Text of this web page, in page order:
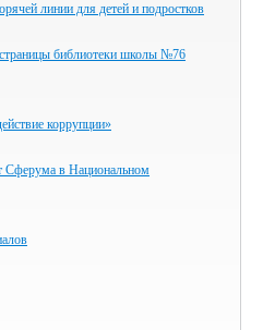
линии для детей и подростков
библиотеки школы №76
коррупции»
Сферума в Национальном